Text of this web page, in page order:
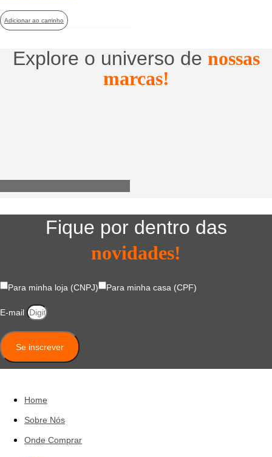
Adicionar ao carrinho
Explore o universo de nossas
marcas!
Fique por dentro das
novidades!
Para minha loja (CNPJ) Para minha casa (CPF)
E-mail
Se inscrever
Home
Sobre Nós
Onde Comprar